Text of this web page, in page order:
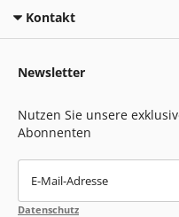
Kontakt
Newsletter
Nutzen Sie unsere
Abonnenten
E-Mail-Adresse
Datenschutz